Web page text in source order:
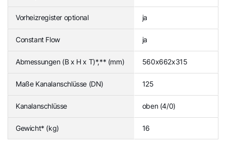
Vorheizregister optional ja
Constant Flow ja
Abmessungen (B x H x T)*,** (mm) 560x662x315
Maße Kanalanschlüsse (DN) 125
Kanalanschlüsse oben (4/0)
Gewicht* (kg) 16